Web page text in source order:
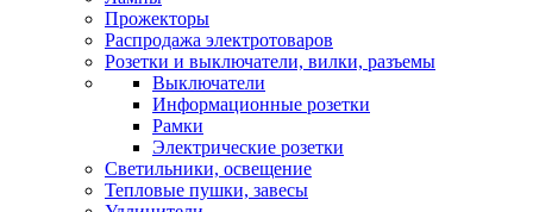
Прожекторы
Распродажа электротоваров
Розетки и выключатели, вилки, разъемы
Выключатели
Информационные розетки
Рамки
Электрические розетки
Светильники, освещение
Тепловые пушки, завесы